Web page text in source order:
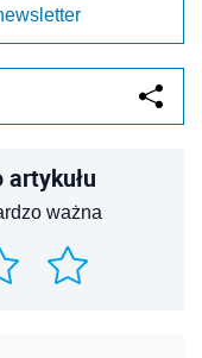
ważna